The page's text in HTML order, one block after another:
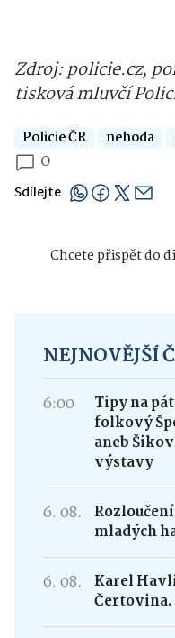
Zdroj: policie.cz,
tisková mluvčí
Policie ČR nehoda
0
Sdílejte
Chcete přispět do
NEJNOVĚJŠÍ
6:00
Tipy na
folkový
aneb
výstavy
6. 08.
mladých
6. 08.
Karel
Čertovina.